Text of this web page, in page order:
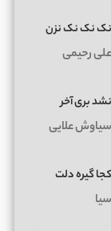
نک نک نک نزن
علی رحیمی
نشد بری آخر
سیاوش علایی
کجا گیره دلت
سیا